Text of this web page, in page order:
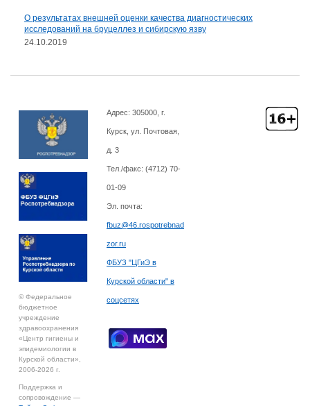
О результатах внешней оценки качества диагностических
исследований на бруцеллез и сибирскую язву
24.10.2019
© Федеральное
бюджетное
учреждение
здравоохранения
«Центр гигиены и
эпидемиологии в
Курской области»,
2006-2026 г.
Поддержка и
сопровождение —
Адрес: 305000, г.
Курск, ул. Почтовая,
д. 3
Тел./факс: (4712) 70-
01-09
Эл. почта:
fbuz@46.rospotrebnad
zor.ru
ФБУЗ "ЦГиЭ в
Курской области" в
соцсетях